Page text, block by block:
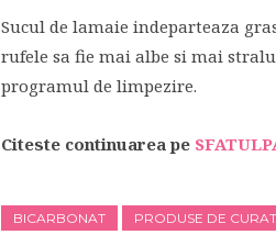
Sucul de lamaie indeparteaza
rufele sa fie mai albe si mai
programul de limpezire.
Citeste continuarea pe
BICARBONAT PRODUSE DE